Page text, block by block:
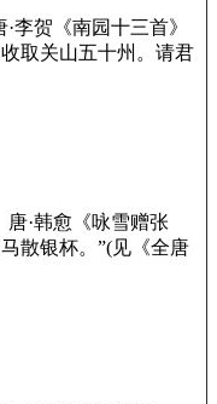
李贺《南园十三首》
取关山五十州。请君
唐·韩愈《咏雪赠张
散银杯。”(见《全唐